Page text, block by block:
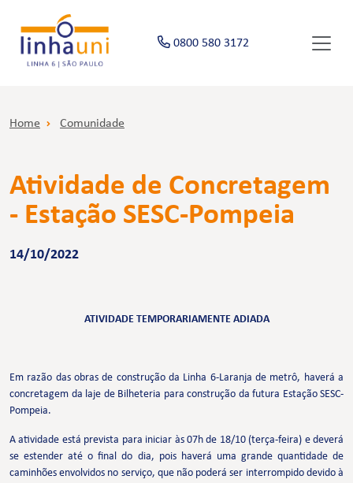
0800 580 3172
Home Comunidade
Atividade de Concretagem
- Estação SESC-Pompeia
14/10/2022
ATIVIDADE TEMPORARIAMENTE ADIADA
Em razão das obras de construção da Linha 6-Laranja de metrô, haverá a
concretagem da laje de Bilheteria para construção da futura Estação SESC-
Pompeia.
A atividade está prevista para iniciar às 07h de 18/10 (terça-feira) e deverá
se estender até o final do dia, pois haverá uma grande quantidade de
caminhões envolvidos no serviço, que não poderá ser interrompido devido à